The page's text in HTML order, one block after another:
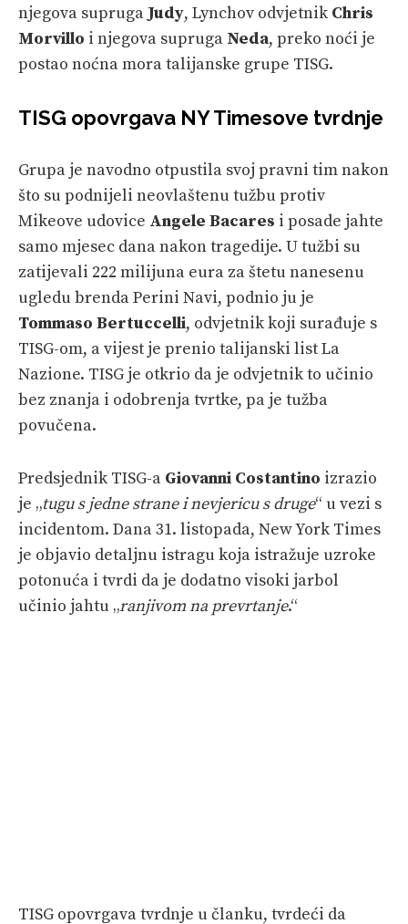
njegova supruga Judy, Lynchov odvjetnik Chris
Morvillo i njegova supruga Neda, preko noći je
postao noćna mora talijanske grupe TISG.
TISG opovrgava NY Timesove tvrdnje
Grupa je navodno otpustila svoj pravni tim nakon
što su podnijeli neovlaštenu tužbu protiv
Mikeove udovice Angele Bacares i posade jahte
samo mjesec dana nakon tragedije. U tužbi su
zatijevali 222 milijuna eura za štetu nanesenu
ugledu brenda Perini Navi, podnio ju je
Tommaso Bertuccelli, odvjetnik koji surađuje s
TISG-om, a vijest je prenio talijanski list La
Nazione. TISG je otkrio da je odvjetnik to učinio
bez znanja i odobrenja tvrtke, pa je tužba
povučena.
Predsjednik TISG-a Giovanni Costantino izrazio
je „tugu s jedne strane i nevjericu s druge“ u vezi s
incidentom. Dana 31. listopada, New York Times
je objavio detaljnu istragu koja istražuje uzroke
potonuća i tvrdi da je dodatno visoki jarbol
učinio jahtu „ranjivom na prevrtanje.“
TISG opovrgava tvrdnje u članku, tvrdeći da